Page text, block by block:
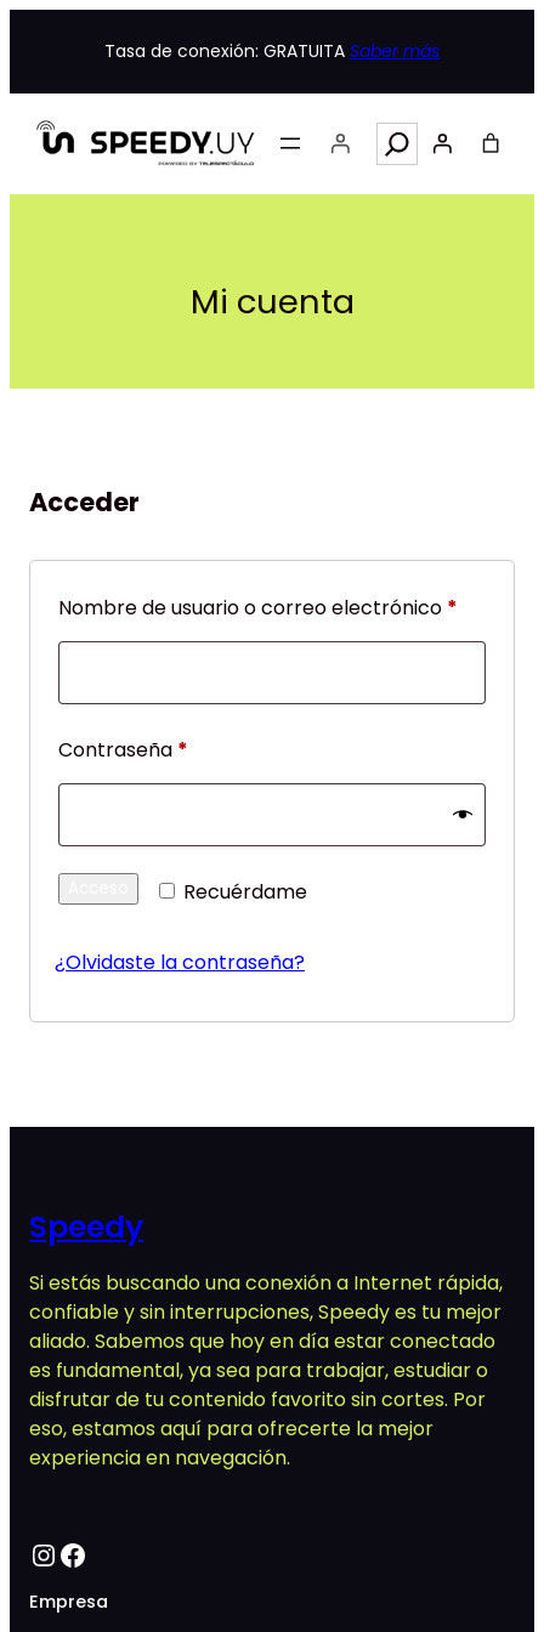
Tasa de conexión: GRATUITA Saber más
Search
Mi cuenta
Acceder
Nombre de usuario o correo electrónico *
Contraseña *
Recuérdame
¿Olvidaste la contraseña?
Speedy
Si estás buscando una conexión a Internet rápida,
confiable y sin interrupciones, Speedy es tu mejor
aliado. Sabemos que hoy en día estar conectado
es fundamental, ya sea para trabajar, estudiar o
disfrutar de tu contenido favorito sin cortes. Por
eso, estamos aquí para ofrecerte la mejor
experiencia en navegación.
InstagramFacebook
Empresa